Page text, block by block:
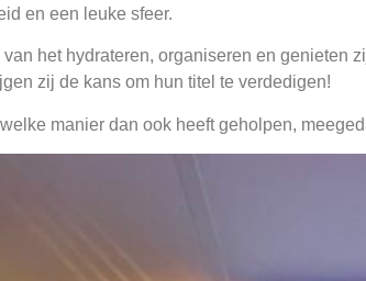
en een leuke sfeer.
het hydrateren, organiseren en genieten
zij de kans om hun titel te verdedigen!
manier dan ook heeft geholpen,